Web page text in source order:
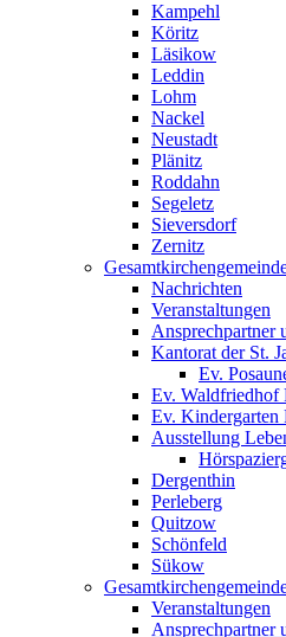
Kampehl
Köritz
Läsikow
Leddin
Lohm
Nackel
Neustadt
Plänitz
Roddahn
Segeletz
Sieversdorf
Zernitz
Nachrichten
Veranstaltungen
Ansprechpartner
Kantorat der St.
Ev.
Ev. Waldfriedhof
Ev. Kindergarten
Ausstellung
Dergenthin
Perleberg
Quitzow
Schönfeld
Sükow
Veranstaltungen
Ansprechpartner